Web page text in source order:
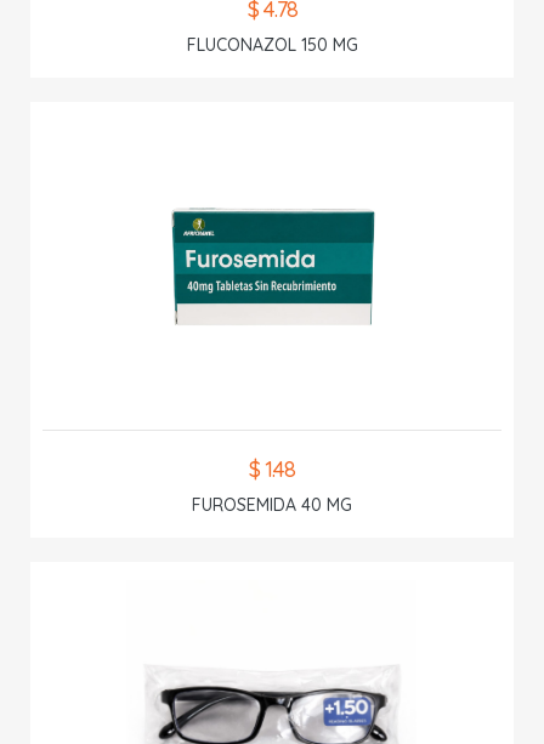
$ 4.78
FLUCONAZOL 150 MG
$ 1.48
FUROSEMIDA 40 MG